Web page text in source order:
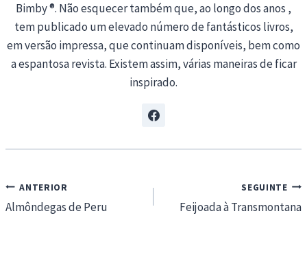
Bimby ®. Não esquecer também que, ao longo dos anos ,
tem publicado um elevado número de fantásticos livros,
em versão impressa, que continuam disponíveis, bem como
a espantosa revista. Existem assim, várias maneiras de ficar
inspirado.
Navegação
de
ANTERIOR
Almôndegas de Peru
SEGUINTE
Feijoada à Transmontana